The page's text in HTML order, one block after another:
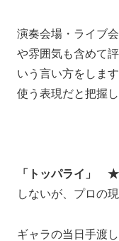
演奏会場・ライブ
や雰囲気も含めて
いう言い方をしま
使う表現だと把握
「トッパライ
しないが、プロの
ギャラの当日手渡